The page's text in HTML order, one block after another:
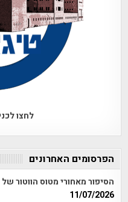
לחצו
הפרסומים האחרונים
הסיפור מאחורי מטוס הווטור
11/07/2026